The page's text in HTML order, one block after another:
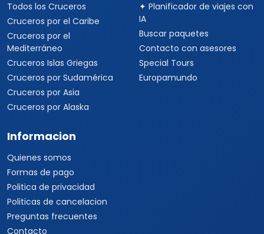
Todos los Cruceros
Cruceros por el Caribe
Cruceros por el
Mediterráneo
Cruceros Islas Griegas
Cruceros por Sudamérica
Cruceros por Asia
Cruceros por Alaska
✦ Planificador de viajes con
IA
Buscar paquetes
Contacto con asesores
Special Tours
Europamundo
Informacion
Quienes somos
Formas de pago
Politica de privacidad
Politicas de cancelacion
Preguntas frecuentes
Contacto